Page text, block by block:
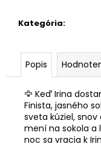
Kategória:
Popis
🦅 Keď Irina
Finista, jasného
sveta kúziel, snov
mení na sokola a
noc sa vracia k